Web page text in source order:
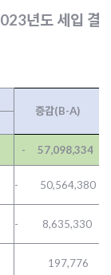
년도 세입 결
증감(B-A)
- 57,098,334
- 50,564,380
- 8,635,330
197,776